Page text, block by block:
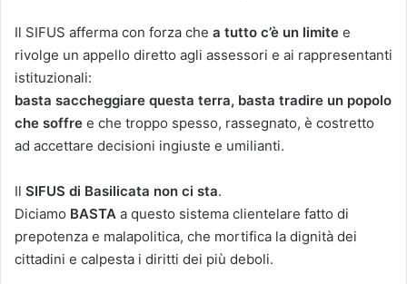
Il SIFUS afferma con forza che a tutto c’è un limite e
rivolge un appello diretto agli assessori e ai rappresentanti
istituzionali:
basta saccheggiare questa terra, basta tradire un popolo
che soffre e che troppo spesso, rassegnato, è costretto
ad accettare decisioni ingiuste e umilianti.
Il SIFUS di Basilicata non ci sta.
Diciamo BASTA a questo sistema clientelare fatto di
prepotenza e malapolitica, che mortifica la dignità dei
cittadini e calpesta i diritti dei più deboli.